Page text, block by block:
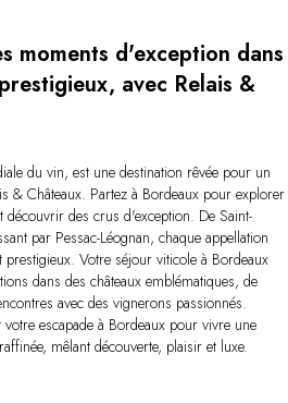
moments d'exception dans
avec Relais &
du vin, est une destination rêvée pour un
& Châteaux. Partez à Bordeaux pour explorer
découvrir des crus d'exception. De Saint-
par Pessac-Léognan, chaque appellation
Votre séjour viticole à Bordeaux
dans des châteaux emblématiques, de
avec des vignerons passionnés.
votre escapade à Bordeaux pour vivre une
mêlant découverte, plaisir et luxe.